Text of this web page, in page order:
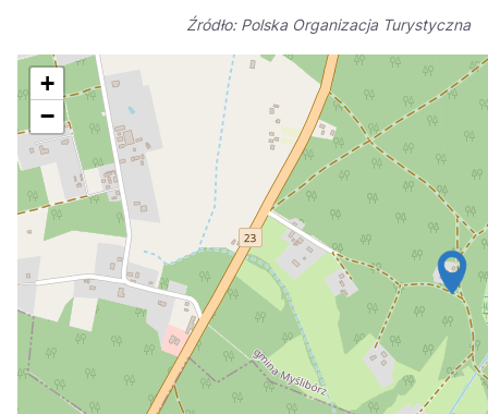
Italiano
Nederlands 日本
Português
Suomi
Україна
Zamknij
Źródło: Polska Organizacja Turystyczna
+
−